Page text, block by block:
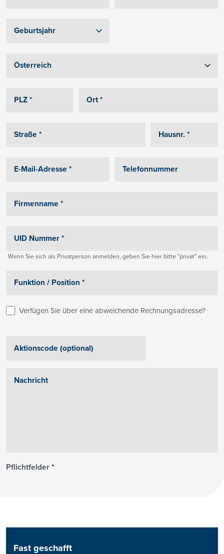
Wenn Sie sich als Privatperson anmelden, geben Sie hier bitte "privat" ein.
Verfügen Sie über eine abweichende Rechnungsadresse?
Pflichtfelder*
Fast geschafft